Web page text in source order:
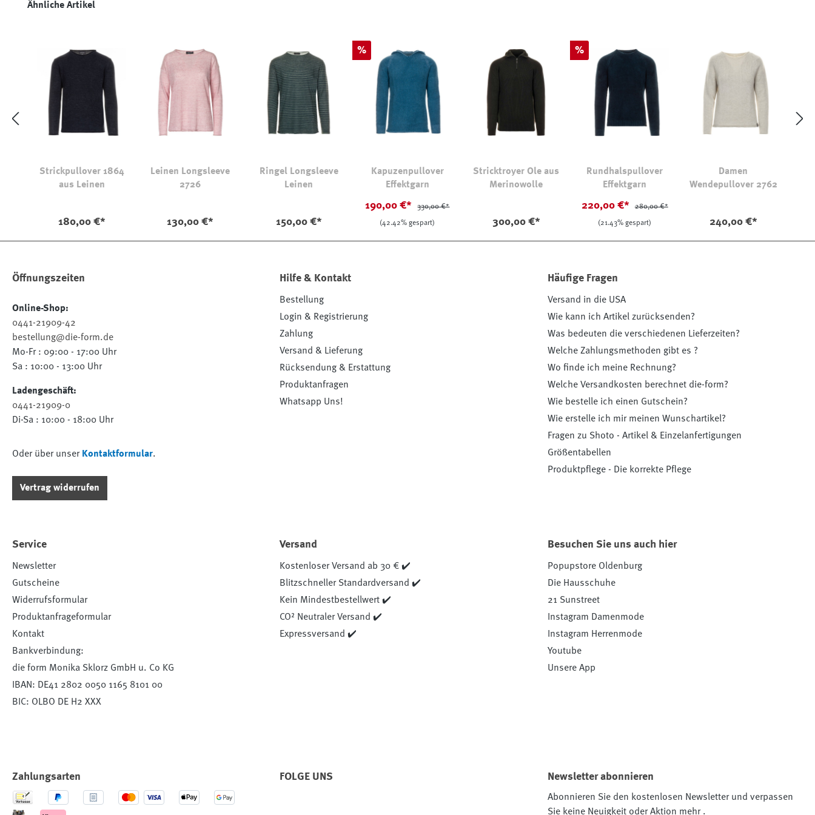
Produktgalerie überspringen
Ähnliche Artikel
Strickpullover 1864
aus Leinen
180,00 €*
Leinen Longsleeve
2726
130,00 €*
Ringel Longsleeve
Leinen
150,00 €*
Rabatt
%
Kapuzenpullover
Effektgarn
190,00 €* 330,00 €*
(42.42% gespart)
Stricktroyer Ole aus
Merinowolle
300,00 €*
Rabatt
%
Rundhalspullover
Effektgarn
220,00 €* 280,00 €*
(21.43% gespart)
Damen
Wendepullover 2762
240,00 €*
Öffnungszeiten
Online-Shop:
0441-21909-42
bestellung@die-form.de
Mo-Fr : 09:00 - 17:00 Uhr
Sa : 10:00 - 13:00 Uhr
Ladengeschäft:
0441-21909-0
Di-Sa : 10:00 - 18:00 Uhr
Oder über unser Kontaktformular.
Vertrag widerrufen
Hilfe & Kontakt
Bestellung
Login & Registrierung
Zahlung
Versand & Lieferung
Rücksendung & Erstattung
Produktanfragen
Whatsapp Uns!
Häufige Fragen
Versand in die USA
Wie kann ich Artikel zurücksenden?
Was bedeuten die verschiedenen Lieferzeiten?
Welche Zahlungsmethoden gibt es ?
Wo finde ich meine Rechnung?
Welche Versandkosten berechnet die-form?
Wie bestelle ich einen Gutschein?
Wie erstelle ich mir meinen Wunschartikel?
Fragen zu Shoto - Artikel & Einzelanfertigungen
Größentabellen
Produktpflege - Die korrekte Pflege
Service
Newsletter
Gutscheine
Widerrufsformular
Produktanfrageformular
Kontakt
Bankverbindung:
die form Monika Sklorz GmbH u. Co KG
IBAN: DE41 2802 0050 1165 8101 00
BIC: OLBO DE H2 XXX
Versand
Kostenloser Versand ab 30 € ✔️
Blitzschneller Standardversand ✔️
Kein Mindestbestellwert ✔️
CO² Neutraler Versand ✔️
Expressversand ✔️
Besuchen Sie uns auch hier
Popupstore Oldenburg
Die Hausschuhe
21 Sunstreet
Instagram Damenmode
Instagram Herrenmode
Youtube
Unsere App
Zahlungsarten FOLGE UNS Newsletter abonnieren
Abonnieren Sie den kostenlosen Newsletter und verpassen
Sie keine Neuigkeit oder Aktion mehr .